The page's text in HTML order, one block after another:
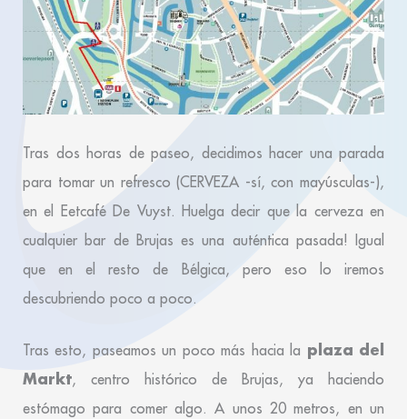
Tras dos horas de paseo, decidimos hacer una parada
para tomar un refresco (CERVEZA -sí, con mayúsculas-),
en el Eetcafé De Vuyst. Huelga decir que la cerveza en
cualquier bar de Brujas es una auténtica pasada! Igual
que en el resto de Bélgica, pero eso lo iremos
descubriendo poco a poco.
Tras esto, paseamos un poco más hacia la plaza del
Markt, centro histórico de Brujas, ya haciendo
estómago para comer algo. A unos 20 metros, en un